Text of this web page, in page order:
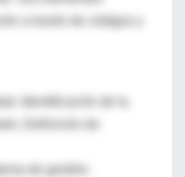
a través de códigos y
de gestión.